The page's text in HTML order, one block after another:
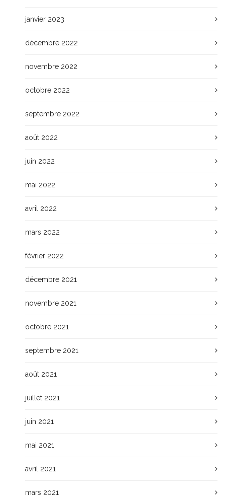
janvier 2023
décembre 2022
novembre 2022
octobre 2022
septembre 2022
août 2022
juin 2022
mai 2022
avril 2022
mars 2022
février 2022
décembre 2021
novembre 2021
octobre 2021
septembre 2021
août 2021
juillet 2021
juin 2021
mai 2021
avril 2021
mars 2021